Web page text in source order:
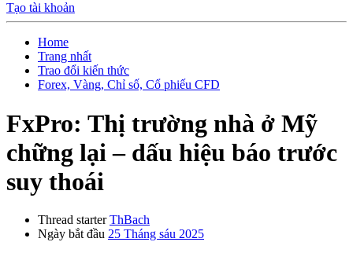
Tạo tài khoản
Home
Trang nhất
Trao đổi kiến thức
Forex, Vàng, Chỉ số, Cổ phiếu CFD
FxPro: Thị trường nhà ở Mỹ
chững lại – dấu hiệu báo trước
suy thoái
Thread starter ThBach
Ngày bắt đầu 25 Tháng sáu 2025